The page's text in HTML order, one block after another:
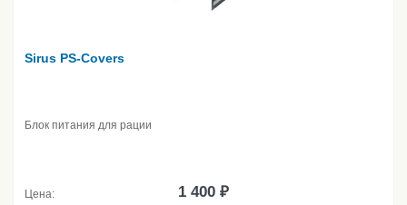
Sirus PS-Covers
Блок питания для рации
Цена: 1 400 ₽